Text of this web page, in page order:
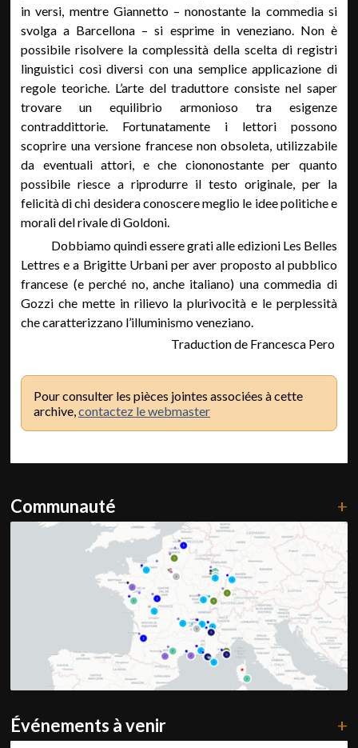
in versi, mentre Giannetto – nonostante la commedia si
svolga a Barcellona – si esprime in veneziano. Non è
possibile risolvere la complessità della scelta di registri
linguistici così diversi con una semplice applicazione di
regole teoriche. L’arte del traduttore consiste nel saper
trovare un equilibrio armonioso tra esigenze
contraddittorie. Fortunatamente i lettori possono
scoprire una versione francese non obsoleta, utilizzabile
da eventuali attori, e che ciononostante per quanto
possibile riesce a riprodurre il testo originale, per la
felicità di chi desidera conoscere meglio le idee politiche e
morali del rivale di Goldoni.
Dobbiamo quindi essere grati alle edizioni Les Belles
Lettres e a Brigitte Urbani per aver proposto al pubblico
francese (e perché no, anche italiano) una commedia di
Gozzi che mette in rilievo la plurivocità e le perplessità
che caratterizzano l’illuminismo veneziano.
Traduction de Francesca Pero
Pour consulter les pièces jointes associées à cette
archive,contactez le webmaster
Communauté +
Événements à venir +